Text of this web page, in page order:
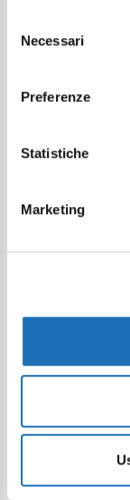
delNecessari
Preferenze
Statistiche
Marketing